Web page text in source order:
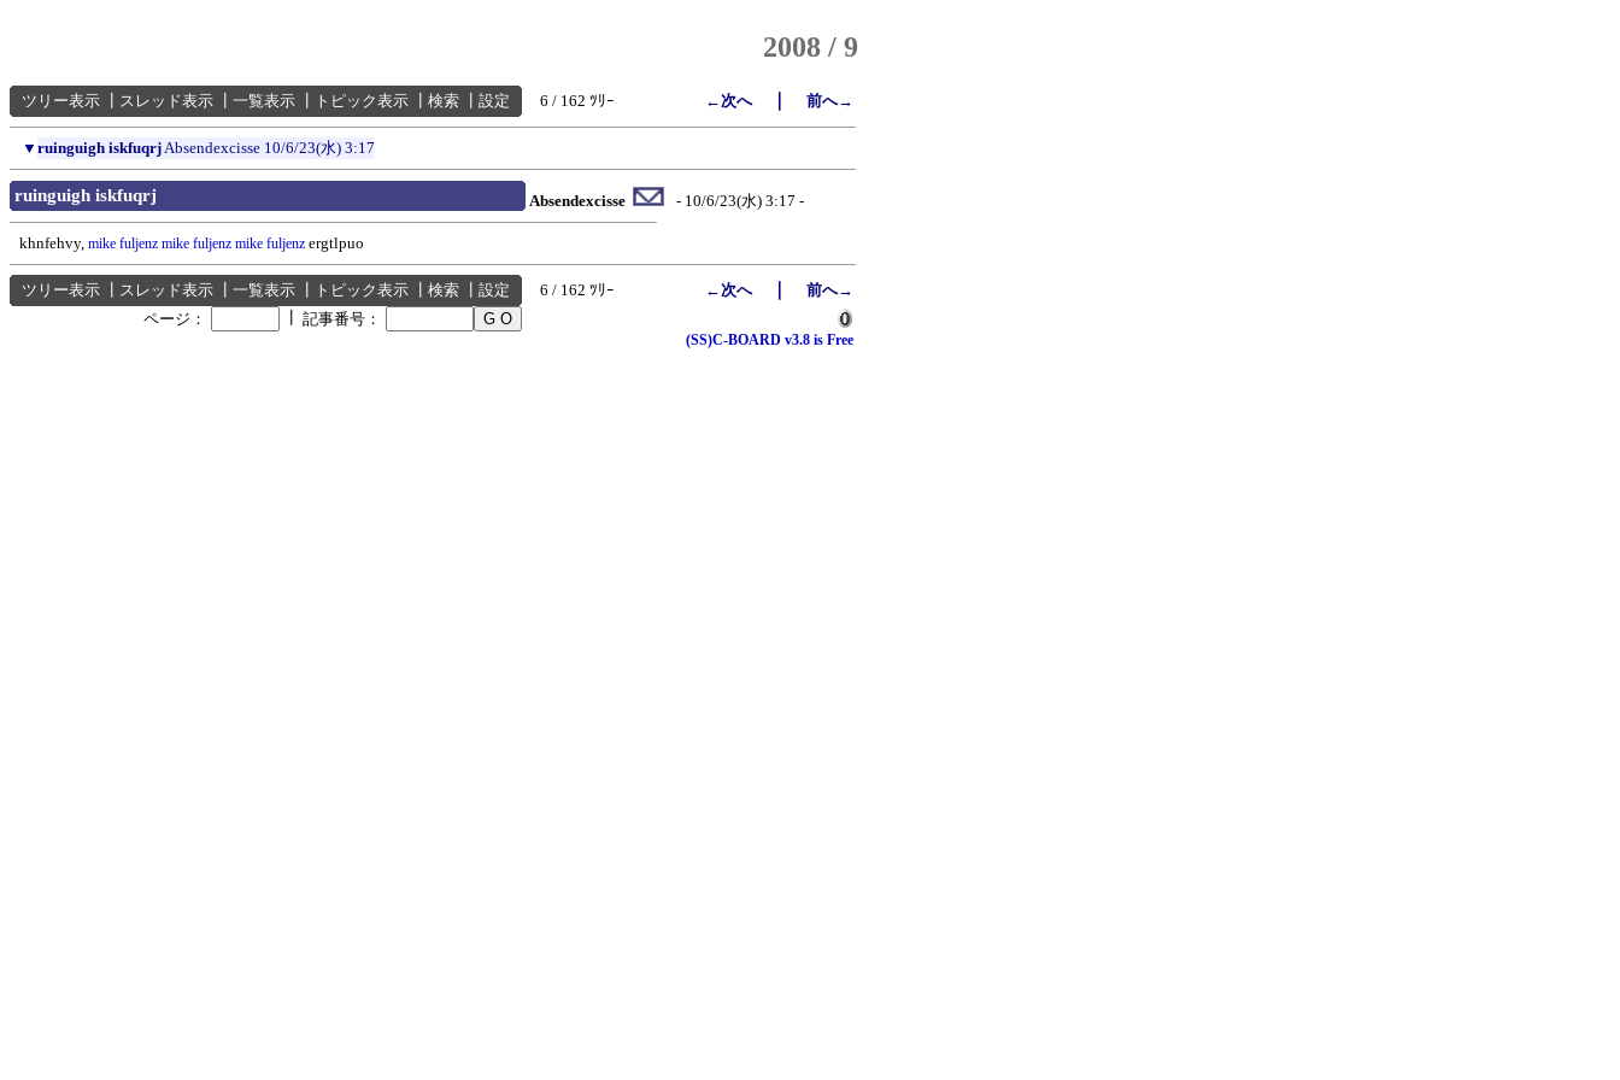
2008 / 9
ツリー表示 スレッド表示 一覧表示 トピック表示 検索 設定 6 / 162 ﾂﾘｰ ←次へ｜ 前へ→
▼ ruinguigh iskfuqrjAbsendexcisse 10/6/23(水) 3:17
ruinguigh iskfuqrj Absendexcisse - 10/6/23(水) 3:17 -
khnfehvy, mike fuljenz mike fuljenz mike fuljenz ergtlpuo
ツリー表示 スレッド表示 一覧表示 トピック表示 検索 設定 6 / 162 ﾂﾘｰ ←次へ｜ 前へ→
ページ：
記事番号：
(SS)C-BOARD v3.8 is Free